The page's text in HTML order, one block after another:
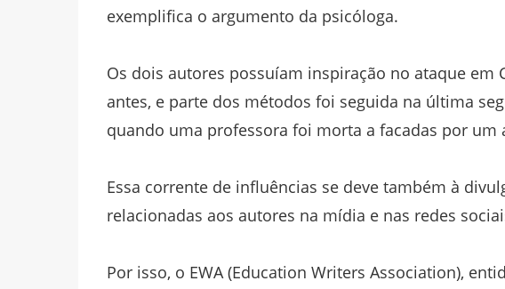
exemplifica o argumento da psicóloga.
Os dois autores possuíam inspiração no ataque em
antes, e parte dos métodos foi seguida na última
quando uma professora foi morta a facadas por um
Essa corrente de influências se deve também à
relacionadas aos autores na mídia e nas redes
Por isso, o EWA (Education Writers Association),